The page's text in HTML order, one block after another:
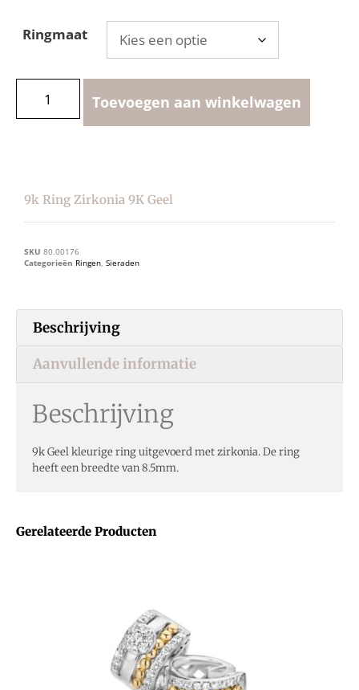
Ringmaat
Toevoegen aan winkelwagen
Gerelateerde Producten
9k Ring Zirkonia 9K Geel
SKU 80.00176
Categorieën Ringen, Sieraden
Beschrijving
Aanvullende informatie
Beschrijving
9k Geel kleurige ring uitgevoerd met zirkonia. De ring
heeft een breedte van 8.5mm.